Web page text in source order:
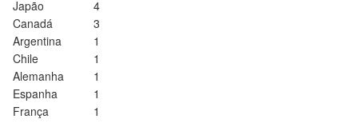
Japão
4
Canadá
3
Argentina
1
Chile
1
Alemanha
1
Espanha
1
França
1